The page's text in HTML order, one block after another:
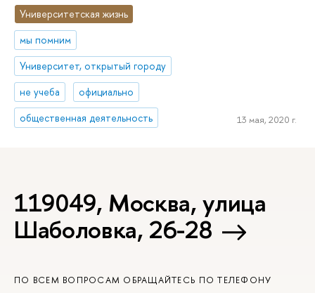
Университетская жизнь
мы помним
Университет, открытый городу
не учеба
официально
общественная деятельность
13 мая, 2020 г.
119049, Москва, улица
Шаболовка, 26-28
ПО ВСЕМ ВОПРОСАМ ОБРАЩАЙТЕСЬ ПО ТЕЛЕФОНУ